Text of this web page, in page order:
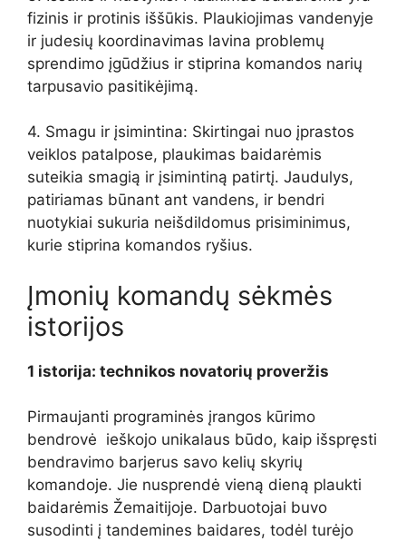
fizinis ir protinis iššūkis. Plaukiojimas vandenyje
ir judesių koordinavimas lavina problemų
sprendimo įgūdžius ir stiprina komandos narių
tarpusavio pasitikėjimą.
4. Smagu ir įsimintina: Skirtingai nuo įprastos
veiklos patalpose, plaukimas baidarėmis
suteikia smagią ir įsimintiną patirtį. Jaudulys,
patiriamas būnant ant vandens, ir bendri
nuotykiai sukuria neišdildomus prisiminimus,
kurie stiprina komandos ryšius.
Įmonių komandų sėkmės
istorijos
1 istorija: technikos novatorių proveržis
Pirmaujanti programinės įrangos kūrimo
bendrovė ieškojo unikalaus būdo, kaip išspręsti
bendravimo barjerus savo kelių skyrių
komandoje. Jie nusprendė vieną dieną plaukti
baidarėmis Žemaitijoje. Darbuotojai buvo
susodinti į tandemines baidares, todėl turėjo